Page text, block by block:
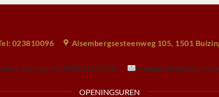
023810096 Alsembergsesteenweg 105, 1501
d'entreprise: BE1017574936
OPENINGSUREN